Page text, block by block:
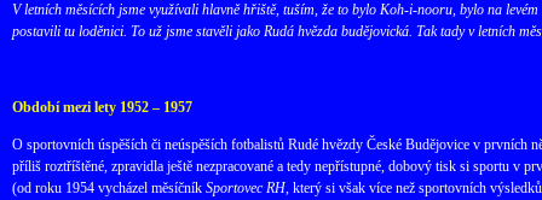
V letních měsících jsme využívali hlavně hřiště, tuším, že to bylo Koh-i-nooru, bylo na
postavili tu loděnici. To už jsme stavěli jako Rudá hvězda budějovická. Tak tady v letních
Období mezi lety 1952 – 1957
O sportovních úspěších či neúspěších fotbalistů Rudé hvězdy České Budějovice v prvních
příliš roztříštěné, zpravidla ještě nezpracované a tedy nepřístupné, dobový tisk si sportu v
(od roku 1954 vycházel měsíčník Sportovec RH, který si však více než sportovních